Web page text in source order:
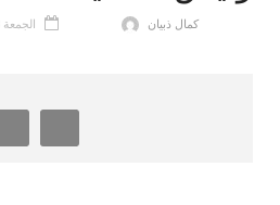
POSTED: الجمعة 09.28.2018 2:46 م
كمال ذبيان